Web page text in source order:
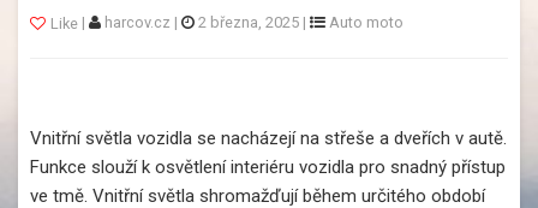
Like| harcov.cz | 2 března, 2025| Auto moto
Vnitřní světla vozidla se nacházejí na střeše a dveřích v autě.
Funkce slouží k osvětlení interiéru vozidla pro snadný přístup
ve tmě. Vnitřní světla shromažďují během určitého období